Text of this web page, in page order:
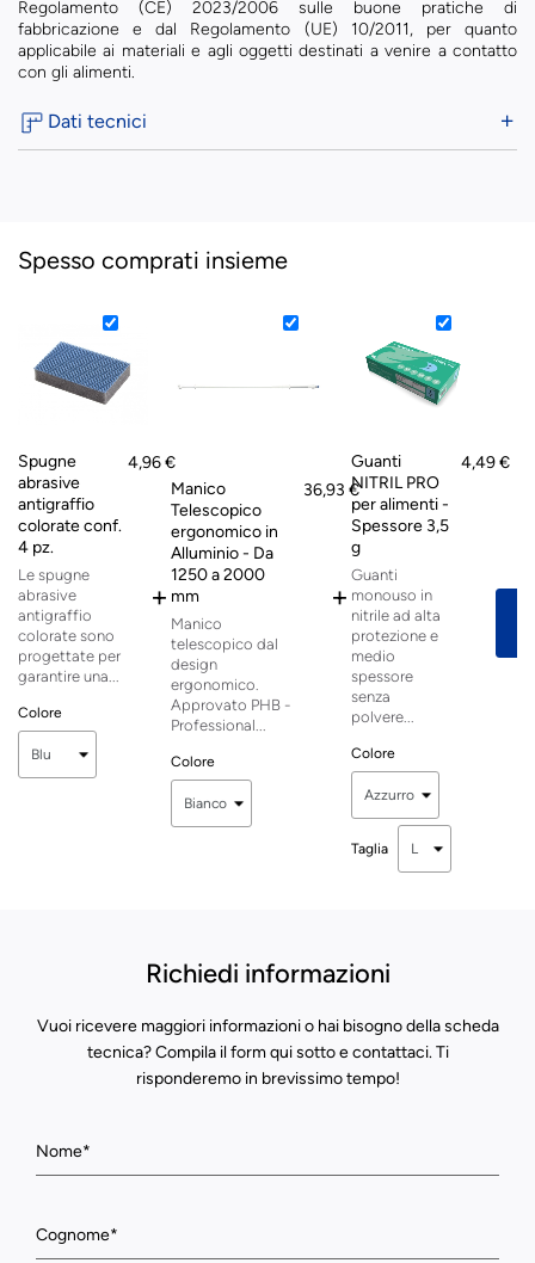
Regolamento (CE) 2023/2006 sulle buone pratiche di
fabbricazione e dal Regolamento (UE) 10/2011, per quanto
applicabile ai materiali e agli oggetti destinati a venire a contatto
con gli alimenti.
Dati tecnici
Spesso comprati insieme
Spugne
abrasive
antigraffio
colorate conf.
4 pz.
Le spugne
abrasive
antigraffio
colorate sono
progettate per
garantire una...
4,96 €
Colore
+
Manico
Telescopico
ergonomico in
Alluminio - Da
1250 a 2000
mm
Manico
telescopico dal
design
ergonomico.
Approvato PHB -
Professional...
36,93 €
Colore
+
Guanti
NITRIL PRO
per alimenti -
Spessore 3,5
g
Guanti
monouso in
nitrile ad alta
protezione e
medio
spessore
senza
polvere...
4,49 €
Colore
Taglia
Richiedi informazioni
Vuoi ricevere maggiori informazioni o hai bisogno della scheda
tecnica? Compila il form qui sotto e contattaci. Ti
risponderemo in brevissimo tempo!